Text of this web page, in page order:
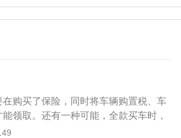
购买了保险，同时将车辆购置税、车
领取。还有一种可能，全款买车时，
绿本，说明可能是弄丢了，是可以去